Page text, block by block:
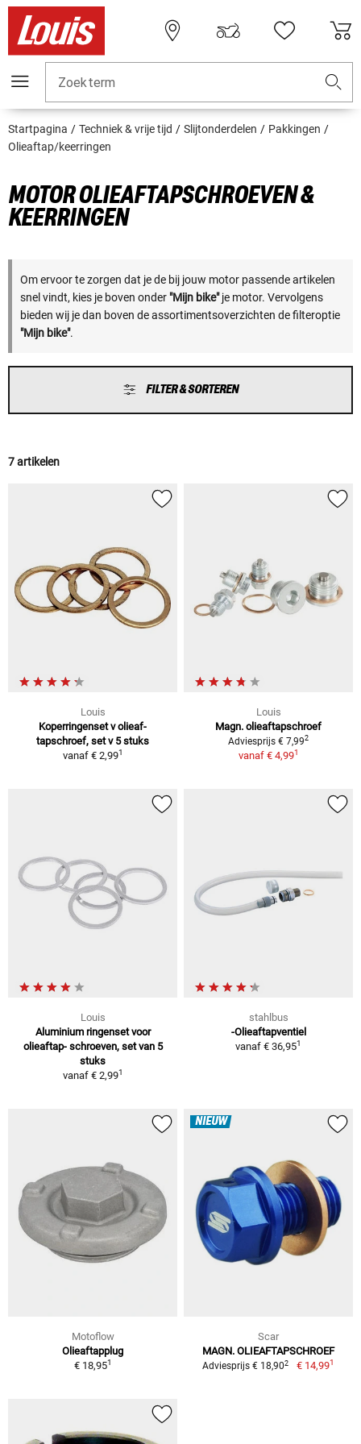
Zoekterm
Startpagina Techniek & vrije tijd Slijtonderdelen
Pakkingen
Olieaftap/keerringen
MOTOR OLIEAFTAPSCHROEVEN &
KEERRINGEN
Om ervoor te zorgen dat je de bij jouw motor passende artikelen
snel vindt, kies je boven onder "Mijn bike"je motor. Vervolgens
bieden wij je dan boven de assortimentsoverzichten de filteroptie
"Mijn bike".
FILTER & SORTEREN
7 artikelen
Louis
Koperringenset v olieaf-
tapschroef, set v 5 stuks
vanaf € 2,991
Louis
Magn. olieaftapschroef
Adviesprijs € 7,992
vanaf € 4,991
Louis
Aluminium ringenset voor
olieaftap- schroeven, set van 5
stuks
vanaf € 2,991
stahlbus
-Olieaftapventiel
vanaf € 36,951
Motoflow
Olieaftapplug
€ 18,951
NIEUW
Scar
MAGN. OLIEAFTAPSCHROEF
Adviesprijs € 18,902 € 14,991